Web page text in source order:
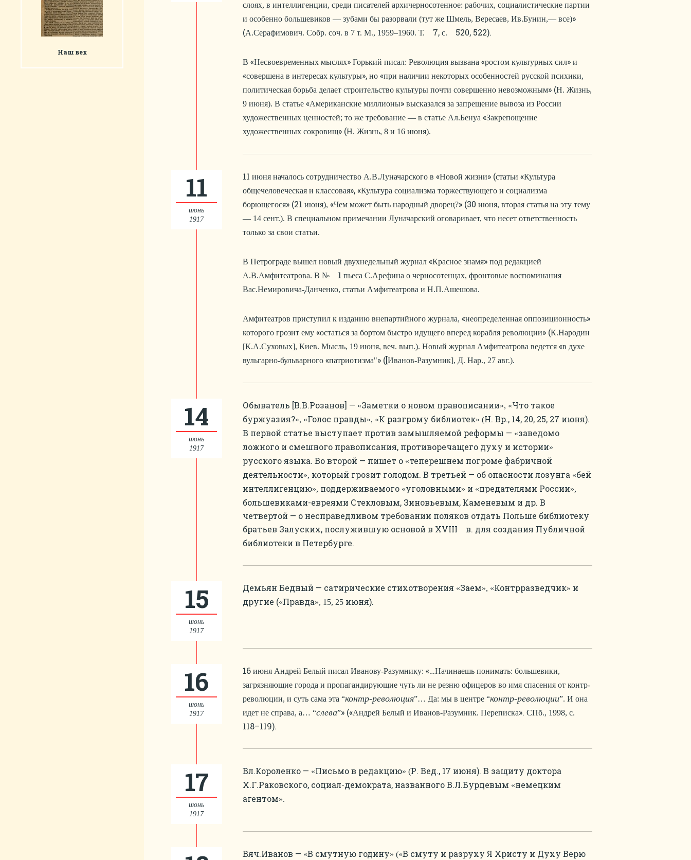
Наш век
слоях, в интеллигенции, среди писателей архичерносотенное: рабочих, социалистические партии
и особенно большевиков — зубами бы разорвали (тут же Шмель, Вересаев, Ив.Бунин,— все)»
(А.Серафимович. Собр. соч. в 7 т. М., 1959–1960. Т. 7, с. 520, 522).
В «Несвоевременных мыслях» Горький писал: Революция вызвана «ростом культурных сил» и
«совершена в интересах культуры», но «при наличии некоторых особенностей русской психики,
политическая борьба делает строительство культуры почти совершенно невозможным» (Н. Жизнь,
9 июня). В статье «Американские миллионы» высказался за запрещение вывоза из России
художественных ценностей; то же требование — в статье Ал.Бенуа «Закрепощение
художественных сокровищ» (Н. Жизнь, 8 и 16 июня).
11
июнь
1917
11 июня началось сотрудничество А.В.Луначарского в «Новой жизни» (статьи «Культура
общечеловеческая и классовая», «Культура социализма торжествующего и социализма
борющегося» (21 июня), «Чем может быть народный дворец?» (30 июня, вторая статья на эту тему
— 14 сент.). В специальном примечании Луначарский оговаривает, что несет ответственность
только за свои статьи.
В Петрограде вышел новый двухнедельный журнал «Красное знамя» под редакцией
А.В.Амфитеатрова. В №
1 пьеса С.Арефина о черносотенцах, фронтовые воспоминания
Вас.Немировича-Данченко, статьи Амфитеатрова и Н.П.Ашешова.
Амфитеатров приступил к изданию внепартийного журнала, «неопределенная оппозиционность»
которого грозит ему «остаться за бортом быстро идущего вперед корабля революции» (К.Народин
[К.А.Суховых], Киев. Мысль, 19 июня, веч. вып.). Новый журнал Амфитеатрова ведется «в духе
вульгарно-бульварного «патриотизма"» ([Иванов-Разумник], Д. Нар., 27 авг.).
14
июнь
1917
Обыватель [В.В.Розанов] — «Заметки о новом правописании», «Что такое
буржуазия?», «Голос правды», «К разгрому библиотек» (Н. Вр., 14, 20, 25, 27 июня).
В первой статье выступает против замышляемой реформы — «заведомо
ложного и смешного правописания, противоречащего духу и истории»
русского языка. Во второй — пишет о «теперешнем погроме фабричной
деятельности», который грозит голодом. В третьей — об опасности лозунга «бей
интеллигенцию», поддерживаемого «уголовными» и «предателями России»,
большевиками-евреями Стекловым, Зиновьевым, Каменевым и др. В
четвертой — о несправедливом требовании поляков отдать Польше библиотеку
братьев Залуских, послужившую основой в XVIII
в. для создания Публичной
библиотеки в Петербурге.
15
июнь
1917
Демьян Бедный — сатирические стихотворения «Заем», «Контрразведчик» и
другие («Правда», 15, 25 июня).
16
июнь
1917
16 июня Андрей Белый писал Иванову-Разумнику: «…Начинаешь понимать: большевики,
загрязняющие города и пропагандирующие чуть ли не резню офицеров во имя спасения от контр-
революции, и суть сама эта “контр-революция”… Да: мы в центре “контр-революции”. И она
идет не справа, а… “слева”» («Андрей Белый и Иванов-Разумник. Переписка». СПб., 1998, с.
118–119).
17
июнь
1917
Вл.Короленко — «Письмо в редакцию» (Р. Вед., 17 июня). В защиту доктора
Х.Г.Раковского, социал-демократа, названного В.Л.Бурцевым «немецким
агентом».
Вяч.Иванов — «В смутную годину» («В смуту и разруху Я Христу и Духу Верю